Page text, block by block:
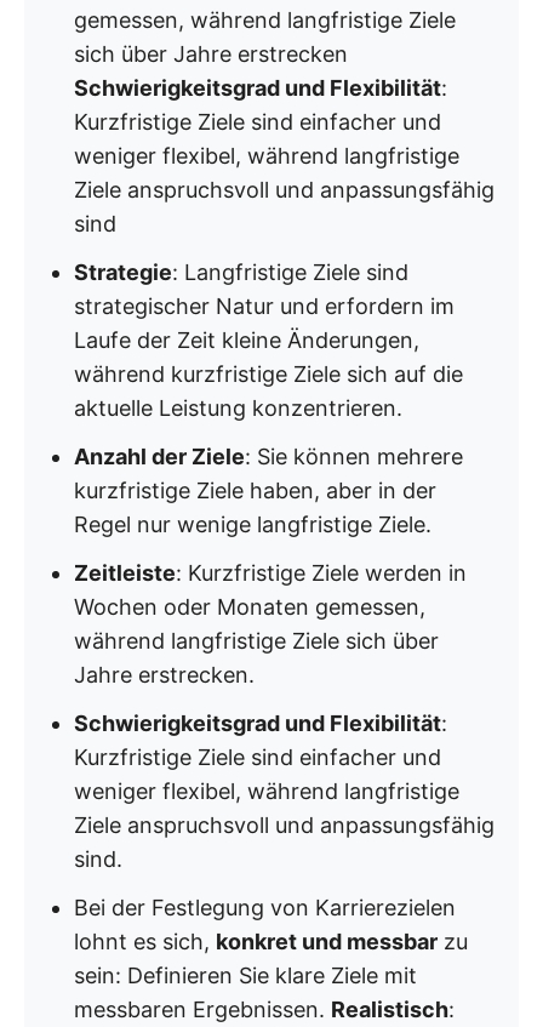
gemessen, während langfristige Ziele
sich über Jahre erstrecken
Schwierigkeitsgrad und Flexibilität:
Kurzfristige Ziele sind einfacher und
weniger flexibel, während langfristige
Ziele anspruchsvoll und anpassungsfähig
sind
Strategie: Langfristige Ziele sind
strategischer Natur und erfordern im
Laufe der Zeit kleine Änderungen,
während kurzfristige Ziele sich auf die
aktuelle Leistung konzentrieren.
Anzahl der Ziele: Sie können mehrere
kurzfristige Ziele haben, aber in der
Regel nur wenige langfristige Ziele.
Zeitleiste: Kurzfristige Ziele werden in
Wochen oder Monaten gemessen,
während langfristige Ziele sich über
Jahre erstrecken.
Schwierigkeitsgrad und Flexibilität:
Kurzfristige Ziele sind einfacher und
weniger flexibel, während langfristige
Ziele anspruchsvoll und anpassungsfähig
sind.
Bei der Festlegung von Karrierezielen
lohnt es sich, konkret und messbar zu
sein: Definieren Sie klare Ziele mit
messbaren Ergebnissen. Realistisch: